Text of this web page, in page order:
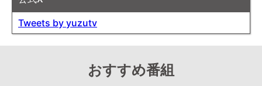
Tweets by yuzutv
おすすめ番組